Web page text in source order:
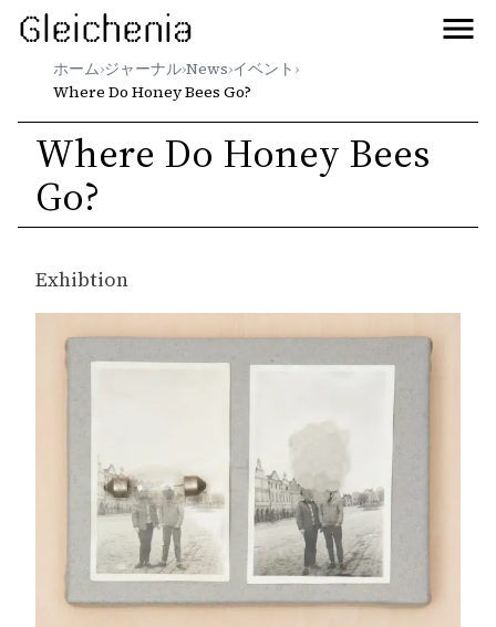
Gleichenia
ホーム›ジャーナル›News›イベント ›
Where Do Honey Bees Go?
Where Do Honey Bees
Go?
Exhibtion